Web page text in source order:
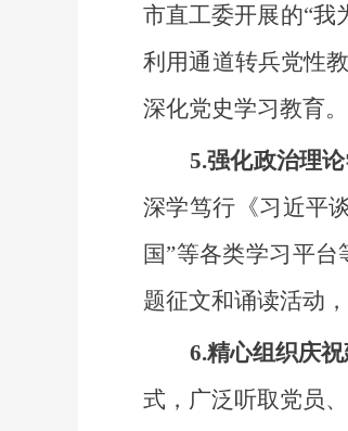
市直工委开展的“我
利用通道转兵党性
深化党史学习教育。
5.强化政治理论
深学笃行《习近平
国”等各类学习平
题征文和诵读活动
6.精心组织庆
式，广泛听取党员